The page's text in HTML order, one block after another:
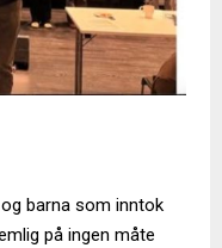
barna som inntok
på ingen måte